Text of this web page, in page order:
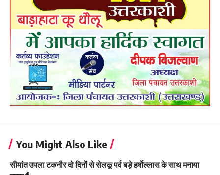
You Might Also Like
सीमांत उपला टकनौर दो दिनों से सेलकू पर्व बड़े हर्षोल्लास के साथ मनाया